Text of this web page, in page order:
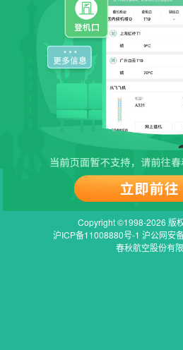
Copyright ©1998-2026 版
沪ICP备11008880号-1 沪公网安
春秋航空股份有